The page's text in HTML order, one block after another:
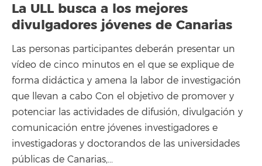
La ULL busca a los mejores
divulgadores jóvenes de Canarias
Las personas participantes deberán presentar un
vídeo de cinco minutos en el que se explique de
forma didáctica y amena la labor de investigación
que llevan a cabo Con el objetivo de promover y
potenciar las actividades de difusión, divulgación y
comunicación entre jóvenes investigadores e
investigadoras y doctorandos de las universidades
públicas de Canarias,...